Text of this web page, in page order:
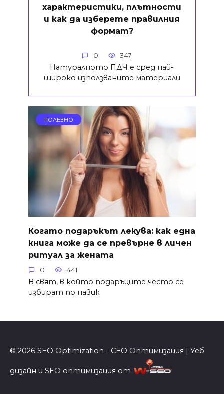
характеристики, плътности
и как да изберете правилния
формат?
0 347
Натуралното ПДЧ е сред най-
широко използваните материали
ПОЛЕЗНО
Когато подаръкът лекува: как една
книга може да се превърне в личен
ритуал за жената
0 441
В свят, в който подаръците често се
избират по навик
© 2026 SEO Optimization - СЕО Оптимизация | Уеб
дизайн и SEO оптимизация от